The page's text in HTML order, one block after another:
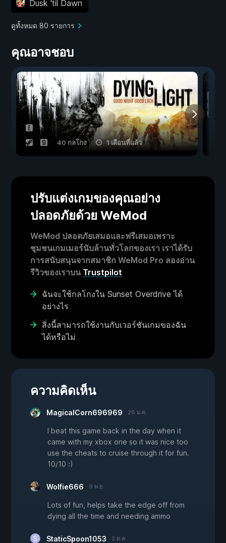
Dusk 'til Dawn
ดูทั้งหมด 80 รายการ
คุณอาจชอบ
40 กลโกง 1 เดือนที่แล้ว
ปรับแต่งเกมของคุณอย่าง
ปลอดภัยด้วย WeMod
WeMod ปลอดภัยเสมอและฟรีเสมอเพราะ
ชุมชนเกมเมอร์นับล้านทั่วโลกของเรา เราได้รับ
การสนับสนุนจากสมาชิก WeMod Pro ลองอ่าน
รีวิวของเราบน Trustpilot
ฉันจะใช้กลโกงใน Sunset Overdrive ได้
อย่างไร
สิ่งนี้สามารถใช้งานกับเวอร์ชันเกมของฉัน
ได้หรือไม่
ความคิดเห็น
MagicalCorn696969 26 ม.ค.
I beat this game back in the day when it
came with my xbox one so it was nice too
use the cheats to cruise through it for fun.
10/10 :)
Wolfie666 9 พ.ย.
Lots of fun, helps take the edge off from
dying all the time and needing ammo
StaticSpoon1053 2 ต.ค.